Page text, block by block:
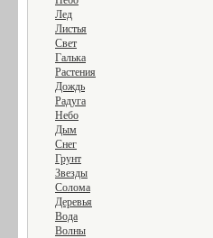
Лед
Листья
Свет
Галька
Растения
Дождь
Радуга
Небо
Дым
Снег
Грунт
Звезды
Солома
Деревья
Вода
Волны